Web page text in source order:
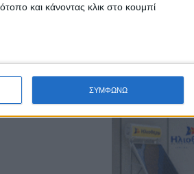
και κάνοντας κλικ στο κουμπί
ΣΥΜΦΩΝΩ